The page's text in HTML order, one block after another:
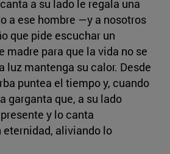
a su lado le regala una
a ese hombre —y a nosotros
que pide escuchar un
madre para que la vida no se
luz mantenga su calor. Desde
puntea el tiempo y, cuando
garganta que, a su lado
y lo canta
aliviando lo